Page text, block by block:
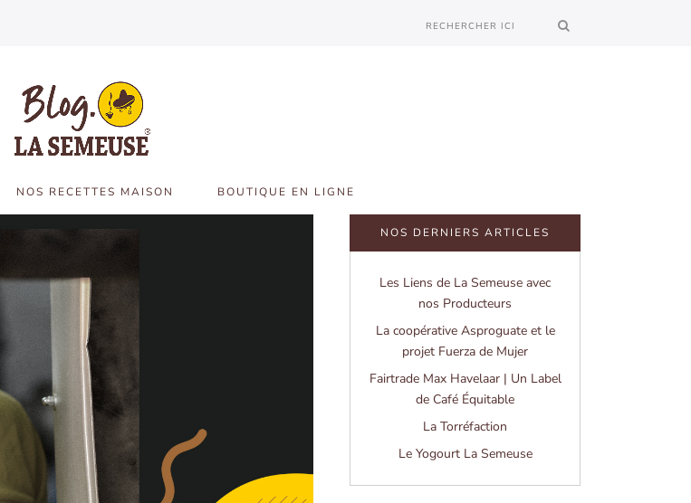
NOS RECETTES MAISON BOUTIQUE EN LIGNE
NOS DERNIERS ARTICLES
Les Liens de La Semeuse avec
nos Producteurs
La coopérative Asproguate et le
projet Fuerza de Mujer
Fairtrade Max Havelaar | Un Label
de Café Équitable
La Torréfaction
Le Yogourt La Semeuse